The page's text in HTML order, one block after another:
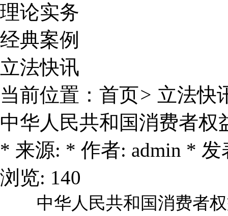
理论实务
经典案例
立法快讯
当前位置： 首页> 立法快
中华人民共和国消费者权
* 来源: * 作者: admin * 发
浏览: 140
中华人民共和国消费者权